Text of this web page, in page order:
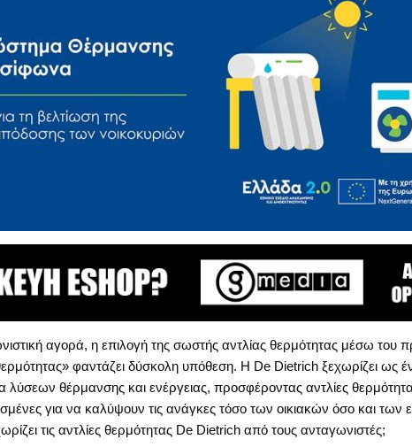
αγορά, η επιλογή της σωστής αντλίας θερμότητας μέσω του
φαντάζει δύσκολη υπόθεση. Η De Dietrich ξεχωρίζει ως
λύσεων θέρμανσης και ενέργειας, προσφέροντας αντλίες
για να καλύψουν τις ανάγκες τόσο των οικιακών όσο και των
τις αντλίες θερμότητας De Dietrich από τους ανταγωνιστές;